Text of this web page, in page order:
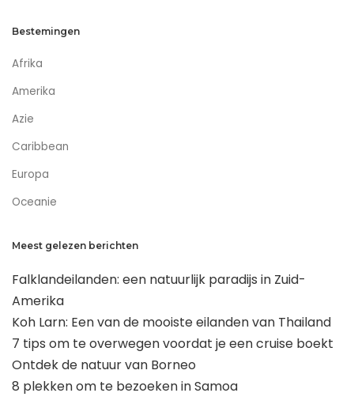
Bestemingen
Afrika
Amerika
Azie
Caribbean
Europa
Oceanie
Meest gelezen berichten
Falklandeilanden: een natuurlijk paradijs in Zuid-
Amerika
Koh Larn: Een van de mooiste eilanden van Thailand
7 tips om te overwegen voordat je een cruise boekt
Ontdek de natuur van Borneo
8 plekken om te bezoeken in Samoa